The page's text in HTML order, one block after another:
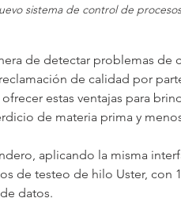
sistema de control de
de detectar problemas
de calidad por
estas ventajas para
de materia prima y
aplicando la misma
de testeo de hilo Uster, con
datos.